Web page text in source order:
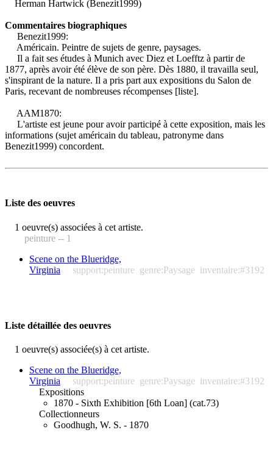
Herman Hartwick (Benezit1999)
Commentaires biographiques
Benezit1999:
Américain. Peintre de sujets de genre, paysages.
Il a fait ses études à Munich avec Diez et Loefftz à partir de
1877, après avoir été élève de son père. Dès 1880, il travailla seul,
s'inspirant de la nature. Il a pris part aux expositions du Salon de
Paris, recevant de nombreuses récompenses [liste].
AAM1870:
L'artiste est jeune pour avoir participé à cette exposition, mais les
informations (sujet américain du tableau, patronyme dans
Benezit1999) concordent.
Liste des oeuvres
1 oeuvre(s) associées à cet artiste.
peinture -- 1
Scene on the Blueridge,
Virginia
support:peinture genre:Paysage inventaire:#3192
Liste détaillée des oeuvres
1 oeuvre(s) associée(s) à cet artiste.
Scene on the Blueridge,
Virginia
support:peinture genre:Paysage inventaire:#3192
Expositions
1870 - Sixth Exhibition [6th Loan] (cat.73)
Collectionneurs
Goodhugh, W. S. - 1870